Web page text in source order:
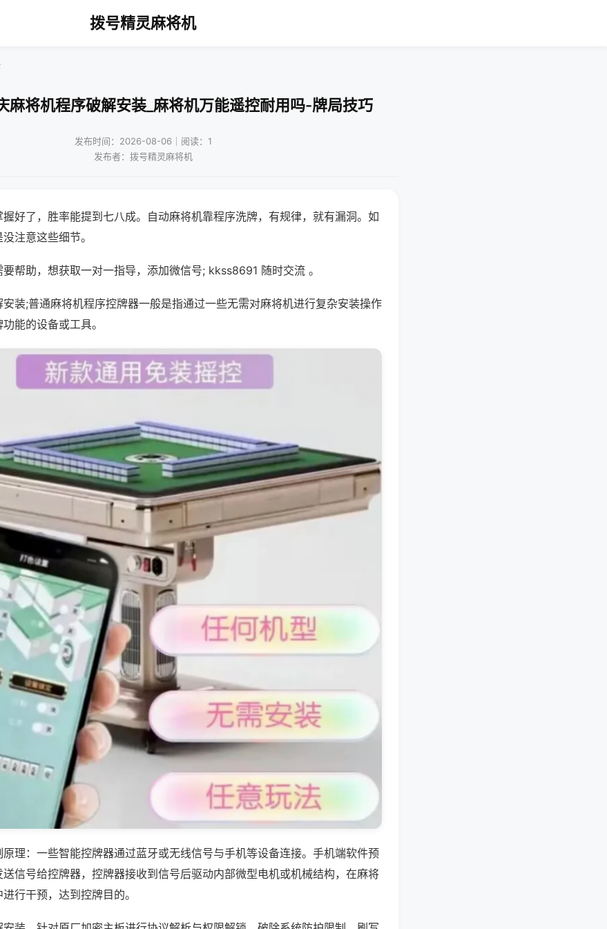
拨号精灵麻将机
麻将机程序破解安装_麻将机万能遥控耐用吗-牌局技巧
发布时间：2026-08-06｜阅读：1
发布者：拨号精灵麻将机
好了，胜率能提到七八成。自动麻将机靠程序洗牌，有规律，就有漏洞。如
注意这些细节。
帮助，想获取一对一指导，添加微信号; kkss8691 随时交流 。
装;普通麻将机程序控牌器一般是指通过一些无需对麻将机进行复杂安装操作
能的设备或工具。
理：一些智能控牌器通过蓝牙或无线信号与手机等设备连接。手机端软件预
信号给控牌器，控牌器接收到信号后驱动内部微型电机或机械结构，在麻将
行干预，达到控牌目的。